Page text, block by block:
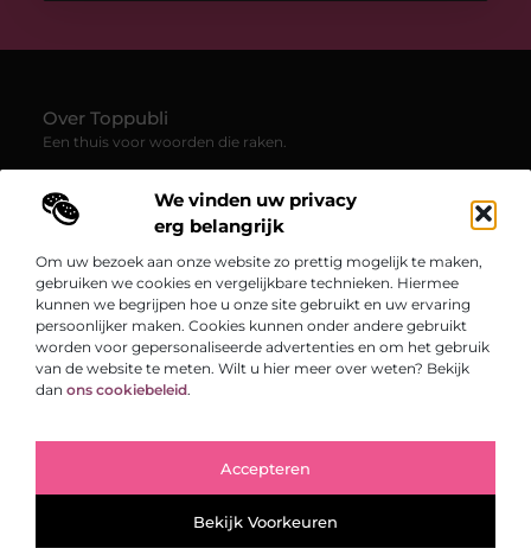
We vinden uw privacy
erg belangrijk
Om uw bezoek aan onze website zo prettig mogelijk te maken,
gebruiken we cookies en vergelijkbare technieken. Hiermee
kunnen we begrijpen hoe u onze site gebruikt en uw ervaring
persoonlijker maken. Cookies kunnen onder andere gebruikt
worden voor gepersonaliseerde advertenties en om het gebruik
van de website te meten. Wilt u hier meer over weten? Bekijk
dan ons cookiebeleid.
Accepteren
Bekijk Voorkeuren
Over Toppubli
Een thuis voor woorden die raken.
uitdagen en verbinden. Van persoonlijke verhalen tot frisse
inzichten – ontdek een veelzijdig platform vol creativiteit en
Onze informatie
Bericht categorie
www.toppubli.be.All Right Reserved.